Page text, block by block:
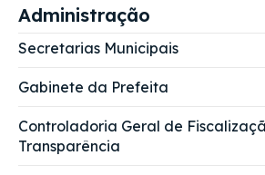
Administração
Secretarias Municipais
Gabinete da Prefeita
Controladoria Geral de
Transparência